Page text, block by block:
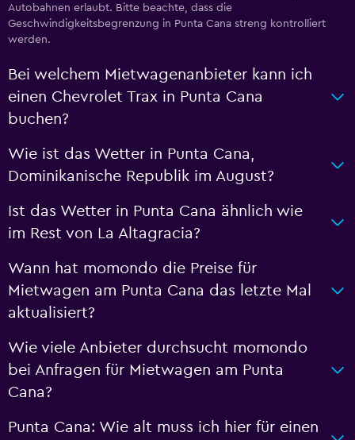
Autobahnen erlaubt. Bitte beachte, dass die
Geschwindigkeitsbegrenzung in Punta Cana streng kontrolliert
werden.
Bei welchem Mietwagenanbieter kann ich
einen Chevrolet Trax in Punta Cana
buchen?
Wie ist das Wetter in Punta Cana,
Dominikanische Republik im August?
Ist das Wetter in Punta Cana ähnlich wie
im Rest von La Altagracia?
Wann hat momondo die Preise für
Mietwagen am Punta Cana das letzte Mal
aktualisiert?
Wie viele Anbieter durchsucht momondo
bei Anfragen für Mietwagen am Punta
Cana?
Punta Cana: Wie alt muss ich hier für einen